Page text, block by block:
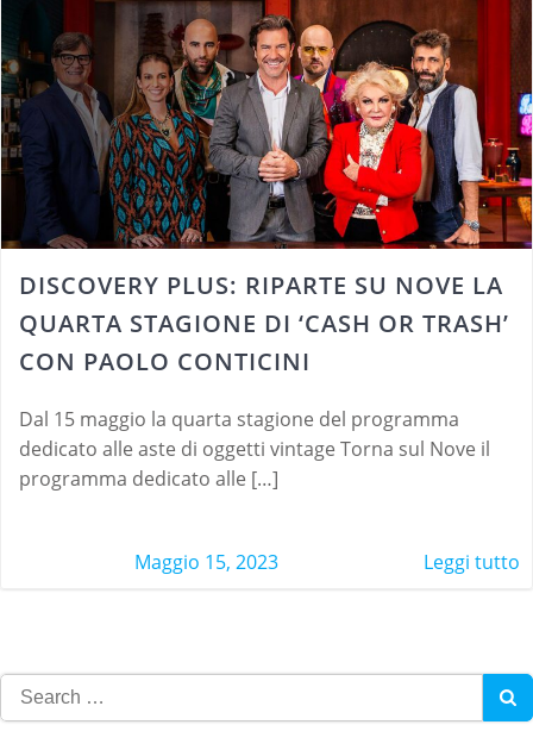
DISCOVERY PLUS: RIPARTE SU NOVE LA
QUARTA STAGIONE DI ‘CASH OR TRASH’
CON PAOLO CONTICINI
Dal 15 maggio la quarta stagione del programma
dedicato alle aste di oggetti vintage Torna sul Nove il
programma dedicato alle […]
Maggio 15, 2023 Leggi tutto
Search
for: